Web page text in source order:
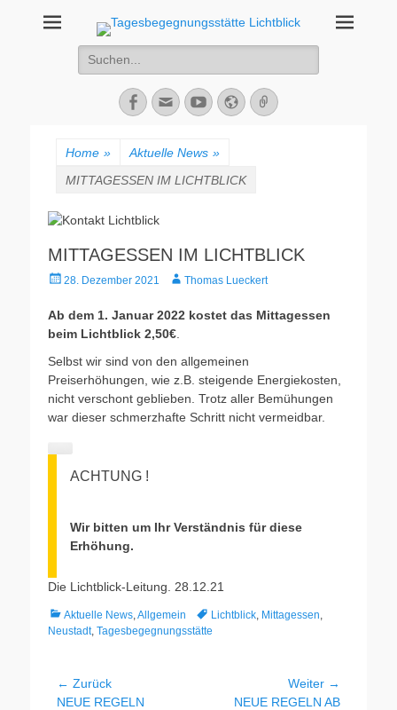
67434 Neustadt an der Weinstraße – Amalienstraße 3 – Tel: 06321-
355340
Suche
nach:
Facebook
E-
Mail
YouTube
WebsiteVerknüpfung
Home » Aktuelle News »
MITTAGESSEN IM LICHTBLICK
MITTAGESSEN IM LICHTBLICK
Veröffentlicht
28. Dezember 2021 AutorThomas Lueckert
Ab dem 1. Januar 2022 kostet das Mittagessen
beim Lichtblick 2,50€
Selbst wir sind von den allgemeinen
Preiserhöhungen, wie z.B. steigende Energiekosten,
nicht verschont geblieben. Trotz aller Bemühungen
war dieser schmerzhafte Schritt nicht vermeidbar.
ACHTUNG !
Wir bitten um Ihr Verständnis für diese
Erhöhung.
Die Lichtblick-Leitung. 28.12.21
Kategorien
Aktuelle News,Allgemein Schlagworte
Lichtblick, Mittagessen,
Neustadt, Tagesbegegnungsstätte
Beitragsnavigation
← Zurück
Vorheriger
NEUE REGELN
Weiter →
NächsterNEUE REGELN AB